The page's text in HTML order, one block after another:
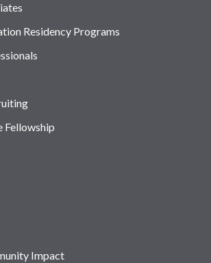
Residency Programs
Fellowship
Impact